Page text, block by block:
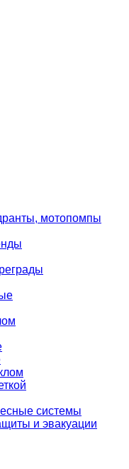
мотопомпы
системы
и эвакуации